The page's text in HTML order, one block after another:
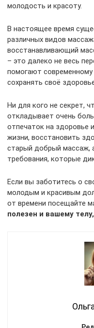
молодость и красоту.
В настоящее время
различных видов
восстанавливающий
– это далеко не весь
помогают
сохранять своё
Ни для кого не секрет,
откладывает очень
отпечаток на здоровье
жизни, восстановить
старый добрый массаж,
требования, которые
Если вы заботитесь о
молодым и красивым
от времени посещайте
полезен и вашему